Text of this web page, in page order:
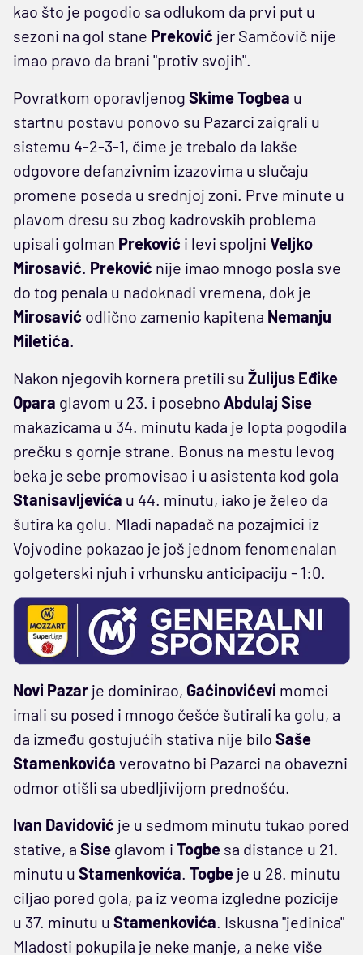
kao što je pogodio sa odlukom da prvi put u
sezoni na gol stane Preković jer Samčovič nije
imao pravo da brani "protiv svojih".
Povratkom oporavljenog Skime Togbea u
startnu postavu ponovo su Pazarci zaigrali u
sistemu 4-2-3-1, čime je trebalo da lakše
odgovore defanzivnim izazovima u slučaju
promene poseda u srednjoj zoni. Prve minute u
plavom dresu su zbog kadrovskih problema
upisali golman Preković i levi spoljni Veljko
Mirosavić. Preković nije imao mnogo posla sve
do tog penala u nadoknadi vremena, dok je
Mirosavić odlično zamenio kapitena Nemanju
Miletića.
Nakon njegovih kornera pretili su Žulijus Eđike
Opara glavom u 23. i posebno Abdulaj Sise
makazicama u 34. minutu kada je lopta pogodila
prečku s gornje strane. Bonus na mestu levog
beka je sebe promovisao i u asistenta kod gola
Stanisavljevića u 44. minutu, iako je želeo da
šutira ka golu. Mladi napadač na pozajmici iz
Vojvodine pokazao je još jednom fenomenalan
golgeterski njuh i vrhunsku anticipaciju - 1:0.
Novi Pazar je dominirao, Gaćinovićevi momci
imali su posed i mnogo češće šutirali ka golu, a
da između gostujućih stativa nije bilo Saše
Stamenkovića verovatno bi Pazarci na obavezni
odmor otišli sa ubedljivijom prednošću.
Ivan Davidović je u sedmom minutu tukao pored
stative, a Sise glavom i Togbe sa distance u 21.
minutu u Stamenkovića. Togbe je u 28. minutu
ciljao pored gola, pa iz veoma izgledne pozicije
u 37. minutu u Stamenkovića. Iskusna "jedinica"
Mladosti pokupila je neke manje, a neke više